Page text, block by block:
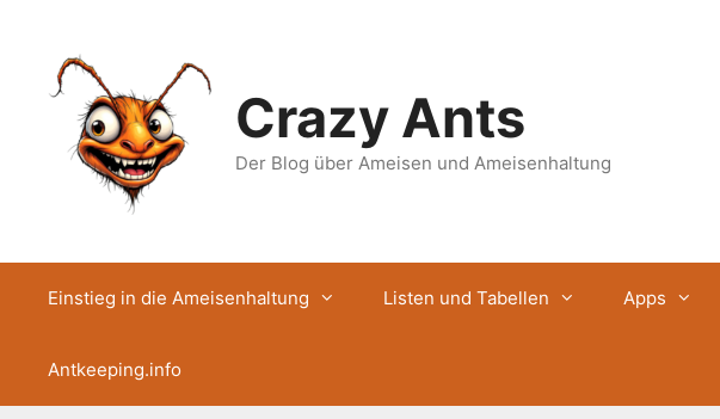
springen
Crazy Ants
Der Blog über Ameisen und Ameisenhaltung
Einstieg in die Ameisenhaltung Listen und Tabellen Apps
Antkeeping.info